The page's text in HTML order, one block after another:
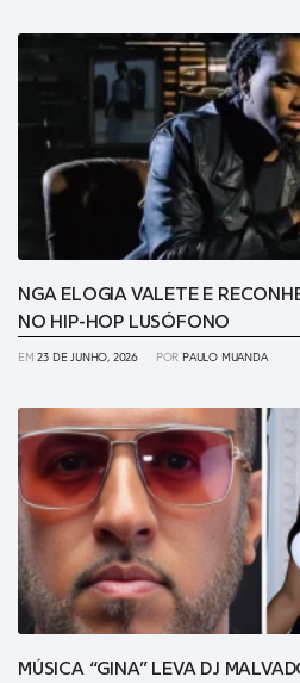
NGA ELOGIA VALETE E
NO HIP-HOP LUSÓFONO
EM23 DE JUNHO, 2026 POR PAULO MUANDA
MÚSICA “GINA” LEVA DJ